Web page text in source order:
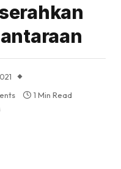
1 Min Read